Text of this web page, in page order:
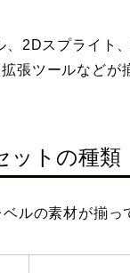
、2Dスプライト
張ツールなどが
ットの種類
ルの素材が揃っ